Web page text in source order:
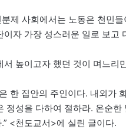
제 사회에서는 노동은 천민
이자 가장 성스러운 일로 보고
서 높이고자 했던 것이 며느리
한 집안의 주인이다. 내외가
정성을 다하여 절하라. 온순
<천도교서>에 실린 글이다.